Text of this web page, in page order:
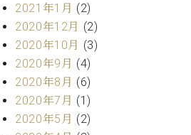
C.
ベ
ヒ
シ
ュ
タ
イ
シ
ェ
ル
ュ
ア
ク
セ
2021年1月 (2)
2020年12月 (2)
2020年10月 (3)
2020年9月 (4)
2020年8月 (6)
2020年7月 (1)
2020年5月 (2)